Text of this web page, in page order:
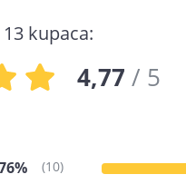
kupaca:
4,77 / 5
(10)